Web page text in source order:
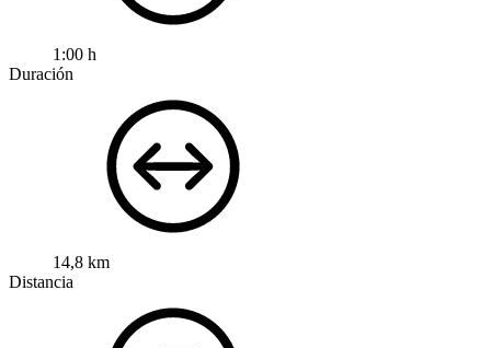
1:00 h
Duración
14,8 km
Distancia